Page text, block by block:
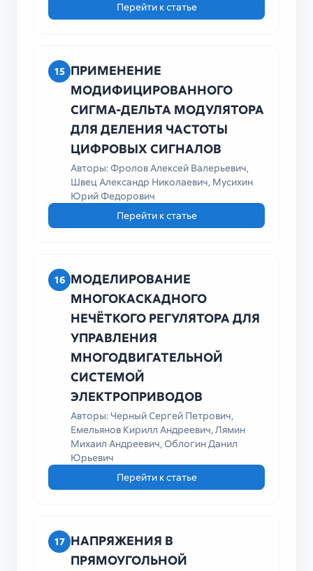
Перейти к статье
15 ПРИМЕНЕНИЕ
МОДИФИЦИРОВАННОГО
СИГМА-ДЕЛЬТА МОДУЛЯТОРА
ДЛЯ ДЕЛЕНИЯ ЧАСТОТЫ
ЦИФРОВЫХ СИГНАЛОВ
Авторы: Фролов Алексей Валерьевич,
Швец Александр Николаевич, Мусихин
Юрий Федорович
Перейти к статье
16 МОДЕЛИРОВАНИЕ
МНОГОКАСКАДНОГО
НЕЧЁТКОГО РЕГУЛЯТОРА ДЛЯ
УПРАВЛЕНИЯ
МНОГОДВИГАТЕЛЬНОЙ
СИСТЕМОЙ
ЭЛЕКТРОПРИВОДОВ
Авторы: Черный Сергей Петрович,
Емельянов Кирилл Андреевич, Лямин
Михаил Андреевич, Облогин Данил
Юрьевич
Перейти к статье
17 НАПРЯЖЕНИЯ В
ПРЯМОУГОЛЬНОЙ